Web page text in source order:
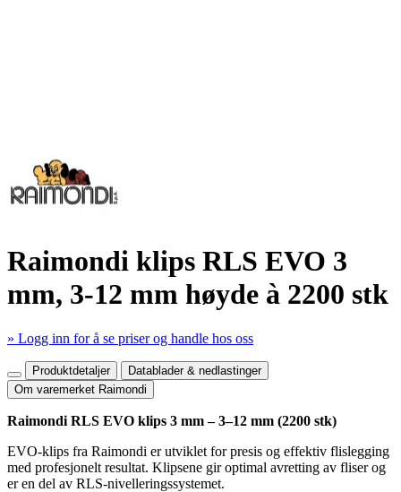
Raimondi klips RLS EVO 3
mm, 3-12 mm høyde à 2200 stk
» Logg inn for å se priser og handle hos oss
Mer produktdetaljer
Produktdetaljer
Datablader & nedlastinger
Om varemerket Raimondi
Raimondi RLS EVO klips 3 mm – 3–12 mm (2200 stk)
EVO-klips fra Raimondi er utviklet for presis og effektiv flislegging
med profesjonelt resultat. Klipsene gir optimal avretting av fliser og
er en del av RLS-nivelleringssystemet.